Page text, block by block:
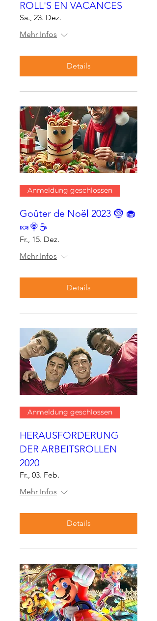
ROLL'S EN VACANCES
Sa., 23. Dez.
Mehr Infos
Details
Anmeldung geschlossen
Goûter de Noël 2023 🤶 🧁
🍬🍭☕
Fr., 15. Dez.
Mehr Infos
Details
Anmeldung geschlossen
HERAUSFORDERUNG
DER ARBEITSROLLEN
2020
Fr., 03. Feb.
Mehr Infos
Details